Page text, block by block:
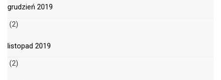
grudzień 2019
(2)
listopad 2019
(2)